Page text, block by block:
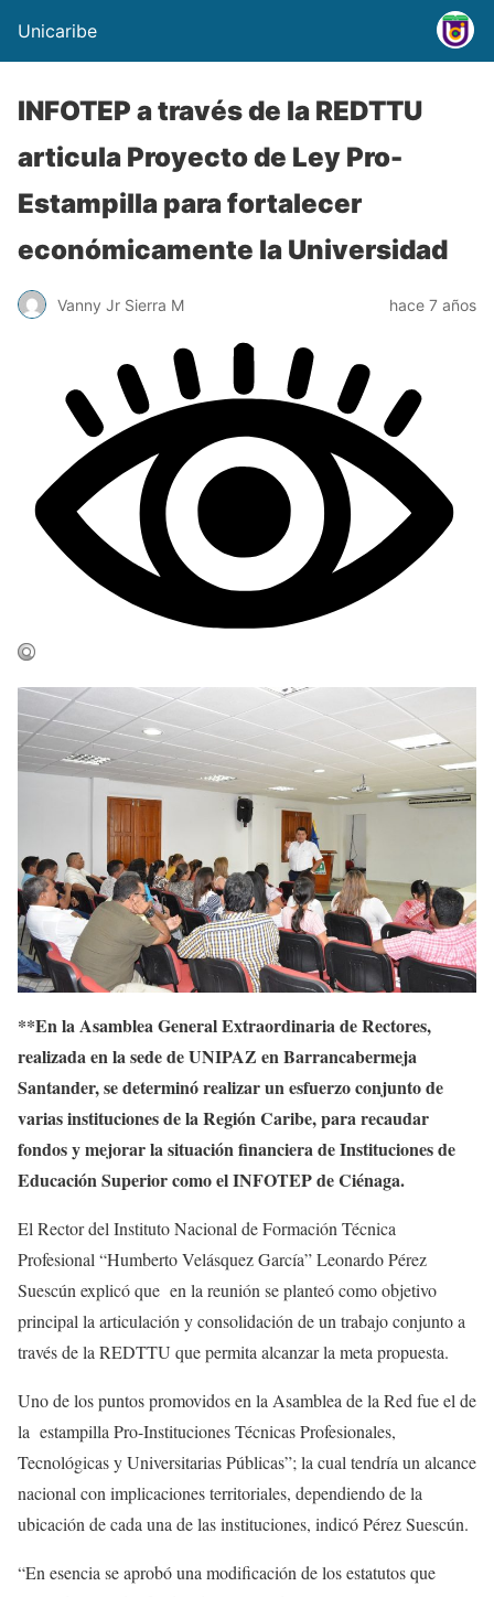
Unicaribe
INFOTEP a través de la REDTTU
articula Proyecto de Ley Pro-
Estampilla para fortalecer
económicamente la Universidad
Vanny Jr Sierra M hace 7 años
**En la Asamblea General Extraordinaria de Rectores,
realizada en la sede de UNIPAZ en Barrancabermeja
Santander, se determinó realizar un esfuerzo conjunto de
varias instituciones de la Región Caribe, para recaudar
fondos y mejorar la situación financiera de Instituciones de
Educación Superior como el INFOTEP de Ciénaga.
El Rector del Instituto Nacional de Formación Técnica
Profesional “Humberto Velásquez García” Leonardo Pérez
Suescún explicó que en la reunión se planteó como objetivo
principal la articulación y consolidación de un trabajo conjunto a
través de la REDTTU que permita alcanzar la meta propuesta.
Uno de los puntos promovidos en la Asamblea de la Red fue el de
la estampilla Pro-Instituciones Técnicas Profesionales,
Tecnológicas y Universitarias Públicas”; la cual tendría un alcance
nacional con implicaciones territoriales, dependiendo de la
ubicación de cada una de las instituciones, indicó Pérez Suescún.
“En esencia se aprobó una modificación de los estatutos que